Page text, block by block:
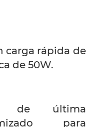
carga rápida de
de 50W.
de última
para